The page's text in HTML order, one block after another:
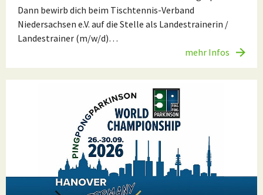
Dann bewirb dich beim Tischtennis-Verband
Niedersachsen e.V. auf die Stelle als Landestrainerin /
Landestrainer (m/w/d)…
mehr Infos